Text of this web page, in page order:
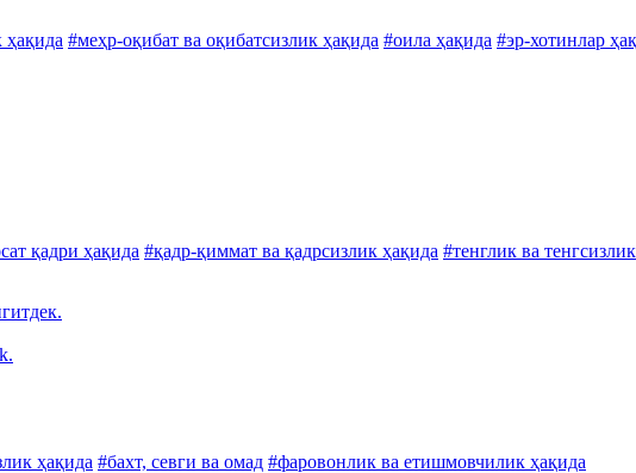
ҳақида #меҳр-оқибат ва оқибатсизлик ҳақида #оила ҳақида #эр-хотинлар
қадри ҳақида #қадр-қиммат ва қадрсизлик ҳақида #тенглик ва
ҳақида #бахт, севги ва омад #фаровонлик ва етишмовчилик ҳақида